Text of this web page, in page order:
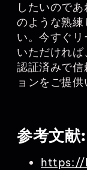
したいので
のような熟練
い。今すぐ
いただければ
認証済みで
ョンをご提
参考文献: